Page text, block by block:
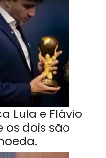
Lula e Flávio
os dois são